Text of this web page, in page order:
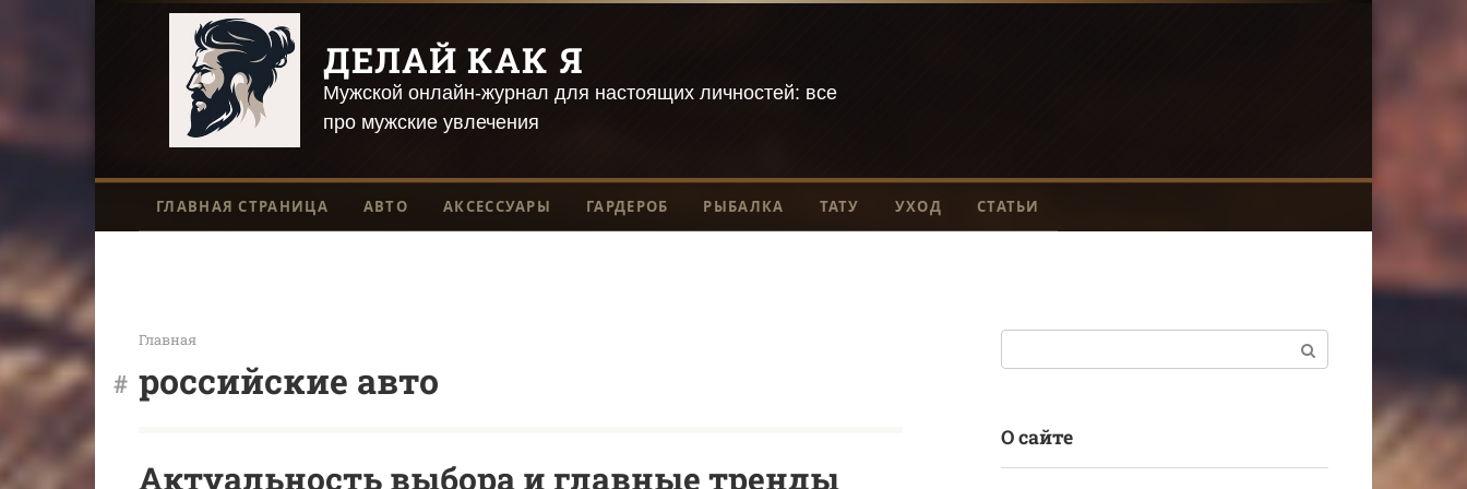
ДЕЛАЙ КАК Я
Мужской онлайн-журнал для настоящих личностей: все
про мужские увлечения
ГЛАВНАЯ СТРАНИЦА АВТО АКСЕССУАРЫ ГАРДЕРОБ РЫБАЛКА ТАТУ УХОД СТАТЬИ
Главная
российские авто
Актуальность выбора и главные тренды
О сайте